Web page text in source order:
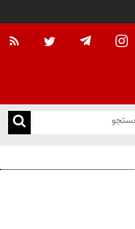
کشور است